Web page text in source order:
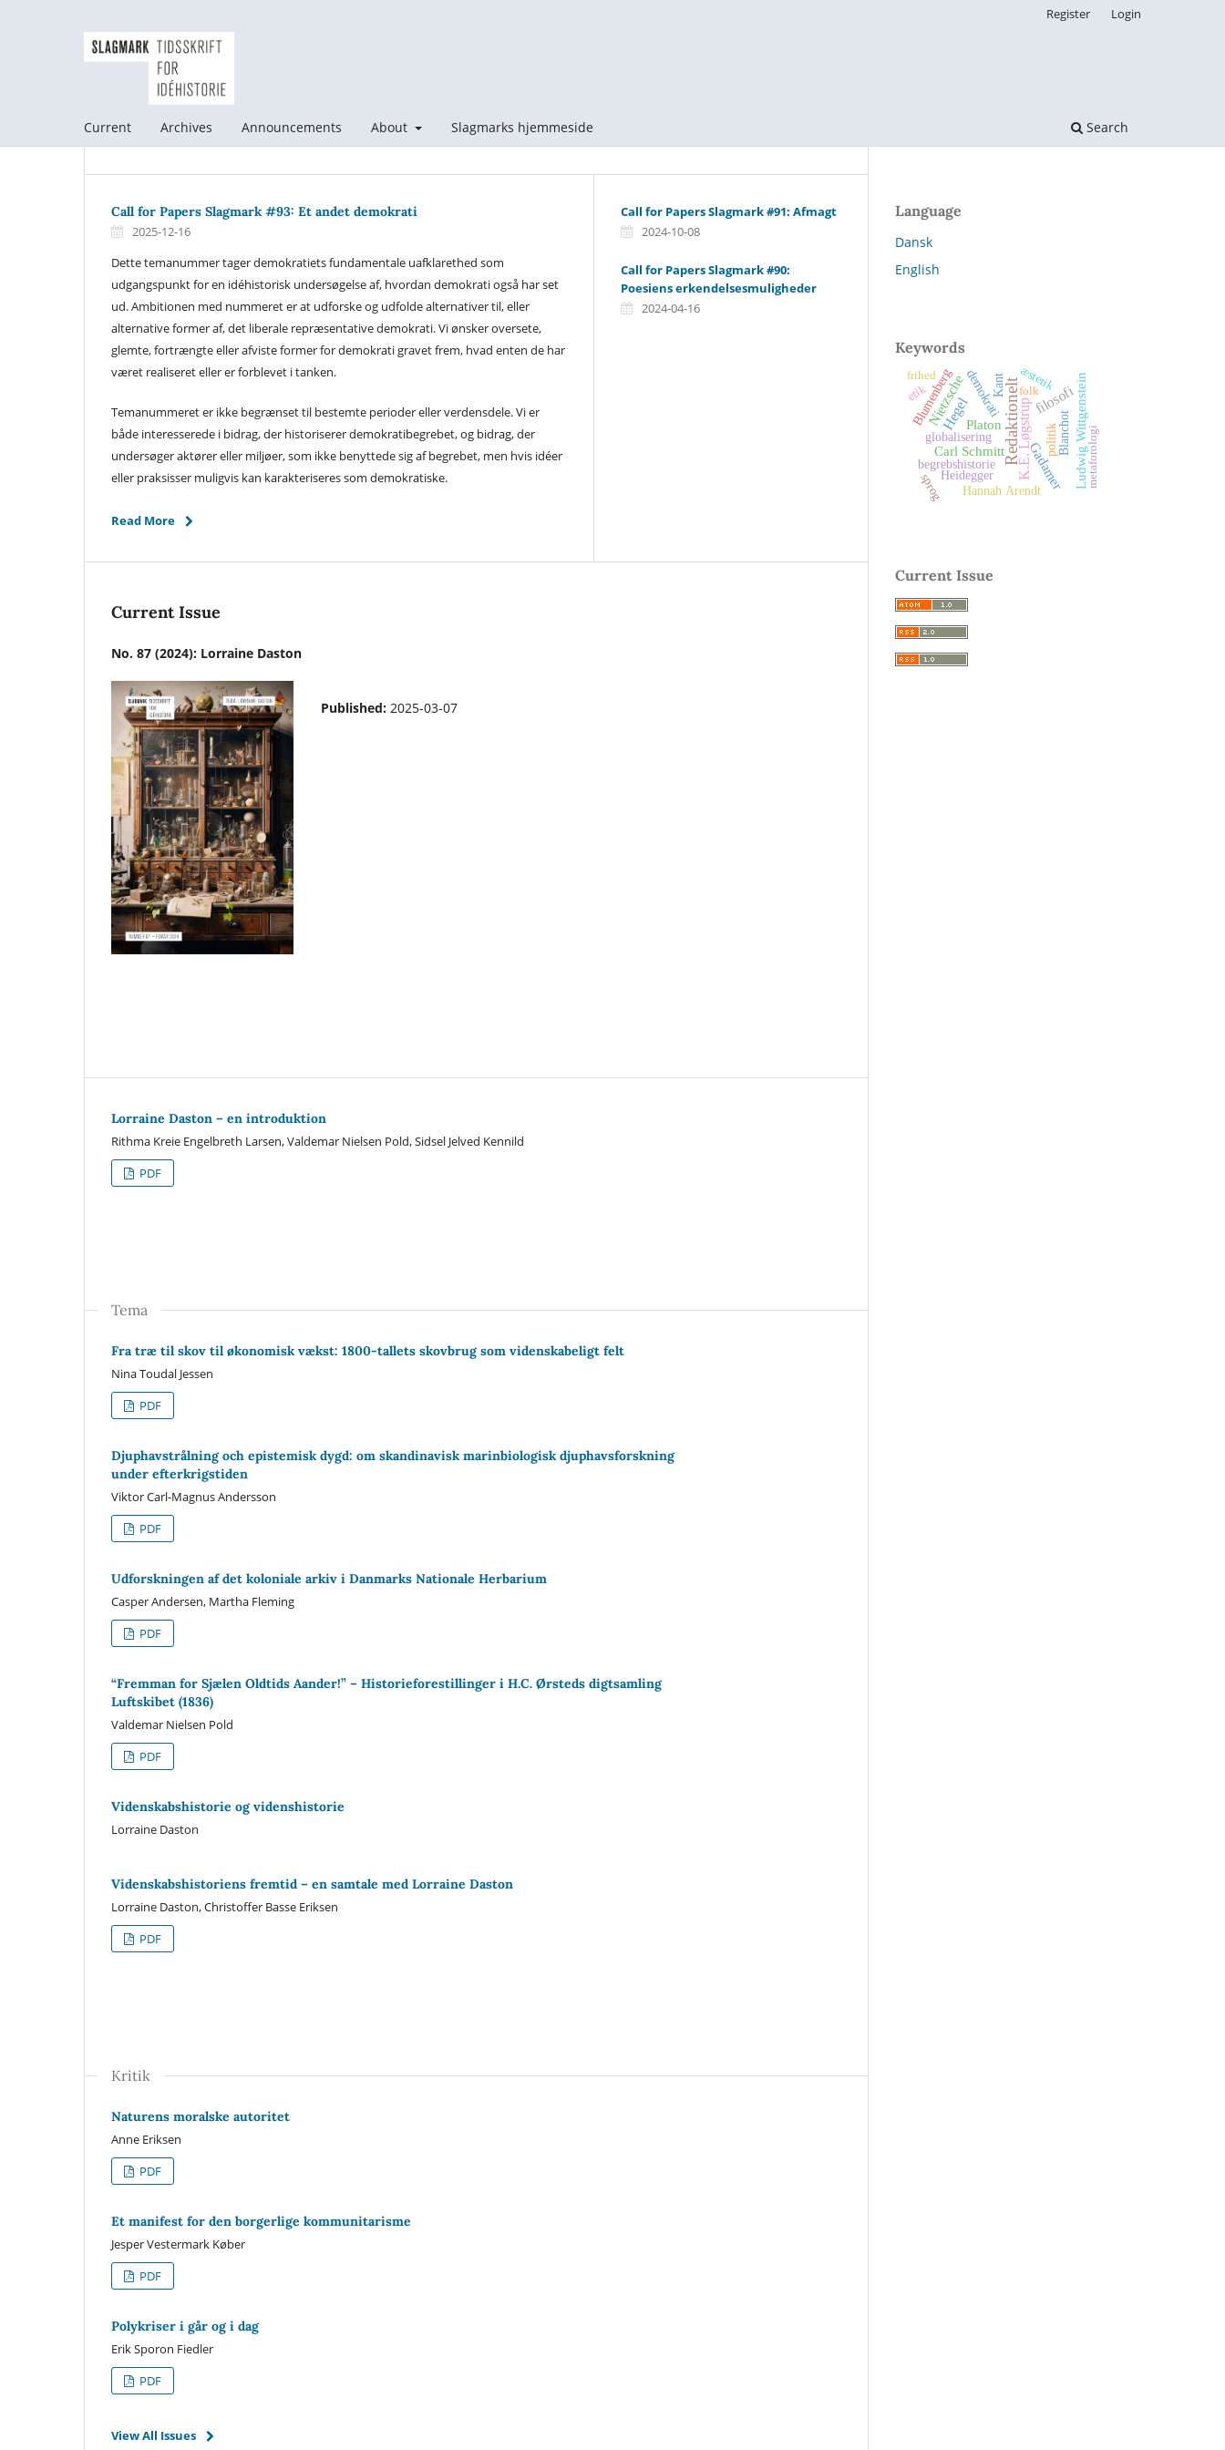
Current Archives Announcements About Slagmarks hjemmeside Search
Register Login
Call for Papers Slagmark #93: Et andet demokrati
2025-12-16
Dette temanummer tager demokratiets fundamentale uafklarethed som
udgangspunkt for en idéhistorisk undersøgelse af, hvordan demokrati også har set
ud. Ambitionen med nummeret er at udforske og udfolde alternativer til, eller
alternative former af, det liberale repræsentative demokrati. Vi ønsker oversete,
glemte, fortrængte eller afviste former for demokrati gravet frem, hvad enten de har
været realiseret eller er forblevet i tanken.
Temanummeret er ikke begrænset til bestemte perioder eller verdensdele. Vi er
både interesserede i bidrag, der historiserer demokratibegrebet, og bidrag, der
undersøger aktører eller miljøer, som ikke benyttede sig af begrebet, men hvis idéer
eller praksisser muligvis kan karakteriseres som demokratiske.
Read More
Call for Papers Slagmark #91: Afmagt
2024-10-08
Call for Papers Slagmark #90:
Poesiens erkendelsesmuligheder
2024-04-16
Current Issue
No. 87 (2024): Lorraine Daston
Published: 2025-03-07
Lorraine Daston – en introduktion
Rithma Kreie Engelbreth Larsen, Valdemar Nielsen Pold, Sidsel Jelved Kennild
PDF
Tema
Fra træ til skov til økonomisk vækst: 1800-tallets skovbrug som videnskabeligt felt
Nina Toudal Jessen
PDF
Djuphavstrålning och epistemisk dygd: om skandinavisk marinbiologisk djuphavsforskning
under efterkrigstiden
Viktor Carl-Magnus Andersson
PDF
Udforskningen af det koloniale arkiv i Danmarks Nationale Herbarium
Casper Andersen, Martha Fleming
PDF
“Fremman for Sjælen Oldtids Aander!” – Historieforestillinger i H.C. Ørsteds digtsamling
Luftskibet (1836)
Valdemar Nielsen Pold
PDF
Videnskabshistorie og videnshistorie
Lorraine Daston
Videnskabshistoriens fremtid – en samtale med Lorraine Daston
Lorraine Daston, Christoffer Basse Eriksen
PDF
Kritik
Naturens moralske autoritet
Anne Eriksen
PDF
Et manifest for den borgerlige kommunitarisme
Jesper Vestermark Køber
PDF
Polykriser i går og i dag
Erik Sporon Fiedler
PDF
View All Issues
Language
Dansk
English
Keywords
RedaktioneltK.E. Løgstrup
Hegel filosofi
Carl Schmitt Ludwig Wittgenstein
Gadamer
Platon
Nietzsche
globalisering
Blumenberg demokrati
begrebshistorie
Hannah Arendt
politikBlanchot
æstetik
Heidegger
Kant
sprog
etik
frihed
folk
metaforologi
Current Issue